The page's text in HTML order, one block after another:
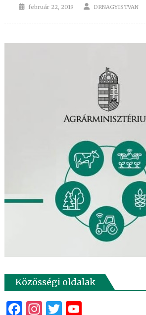
Posted
február 22, 2019 Author
DRNAGYISTVAN
Közösségi oldalak
Facebook
Instagram
Twitter
YouTube